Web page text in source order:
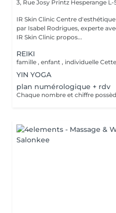
3, Rue Josy Printz Hesperange L-
IR Skin Clinic Centre d'esthétique avancée & intégrative Fondé
par Isabel Rodrigues, experte
IR Skin Clinic propos...
REIKI
YIN YOGA
plan numérologique + rdv